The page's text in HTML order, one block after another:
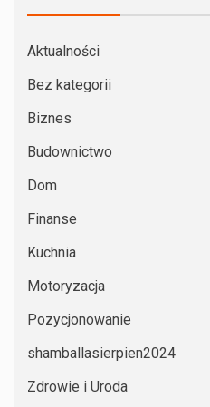
Aktualności
Bez kategorii
Biznes
Budownictwo
Dom
Finanse
Kuchnia
Motoryzacja
Pozycjonowanie
shamballasierpien2024
Zdrowie i Uroda